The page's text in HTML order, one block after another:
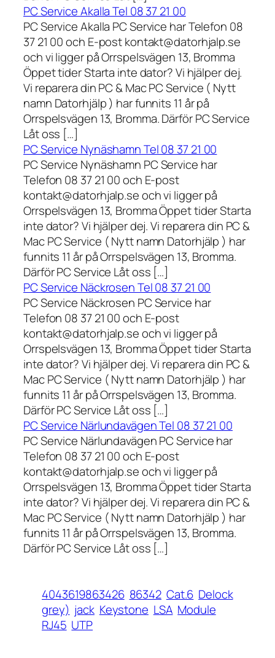
PC Service Akalla Tel 08 37 21 00
PC Service Akalla PC Service har Telefon 08
37 21 00 och E-post kontakt@datorhjalp.se
och vi ligger på Orrspelsvägen 13, Bromma
Öppet tider Starta inte dator? Vi hjälper dej.
Vi reparera din PC & Mac PC Service ( Nytt
namn Datorhjälp ) har funnits 11 år på
Orrspelsvägen 13, Bromma. Därför PC Service
Låt oss […]
PC Service Nynäshamn Tel 08 37 21 00
PC Service Nynäshamn PC Service har
Telefon 08 37 21 00 och E-post
kontakt@datorhjalp.se och vi ligger på
Orrspelsvägen 13, Bromma Öppet tider Starta
inte dator? Vi hjälper dej. Vi reparera din PC &
Mac PC Service ( Nytt namn Datorhjälp ) har
funnits 11 år på Orrspelsvägen 13, Bromma.
Därför PC Service Låt oss […]
PC Service Näckrosen Tel 08 37 21 00
PC Service Näckrosen PC Service har
Telefon 08 37 21 00 och E-post
kontakt@datorhjalp.se och vi ligger på
Orrspelsvägen 13, Bromma Öppet tider Starta
inte dator? Vi hjälper dej. Vi reparera din PC &
Mac PC Service ( Nytt namn Datorhjälp ) har
funnits 11 år på Orrspelsvägen 13, Bromma.
Därför PC Service Låt oss […]
PC Service Närlundavägen Tel 08 37 21 00
PC Service Närlundavägen PC Service har
Telefon 08 37 21 00 och E-post
kontakt@datorhjalp.se och vi ligger på
Orrspelsvägen 13, Bromma Öppet tider Starta
inte dator? Vi hjälper dej. Vi reparera din PC &
Mac PC Service ( Nytt namn Datorhjälp ) har
funnits 11 år på Orrspelsvägen 13, Bromma.
Därför PC Service Låt oss […]
4043619863426 86342 Cat.6 Delock
grey) jack Keystone LSA Module
RJ45 UTP